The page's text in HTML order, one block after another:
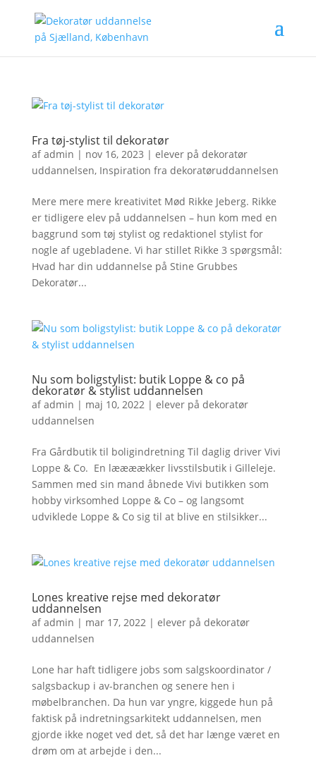
Fra tøj-stylist til dekoratør
afadmin | nov 16, 2023 | elever på dekoratør
uddannelsen, Inspiration fra dekoratøruddannelsen
Mere mere mere kreativitet Mød Rikke Jeberg. Rikke
er tidligere elev på uddannelsen – hun kom med en
baggrund som tøj stylist og redaktionel stylist for
nogle af ugebladene. Vi har stillet Rikke 3 spørgsmål:
Hvad har din uddannelse på Stine Grubbes
Dekoratør...
Nu som boligstylist: butik Loppe & co på
dekoratør & stylist uddannelsen
afadmin | maj 10, 2022| elever på dekoratør
uddannelsen
Fra Gårdbutik til boligindretning Til daglig driver Vivi
Loppe & Co. En læææækker livsstilsbutik i Gilleleje.
Sammen med sin mand åbnede Vivi butikken som
hobby virksomhed Loppe & Co – og langsomt
udviklede Loppe & Co sig til at blive en stilsikker...
Lones kreative rejse med dekoratør
uddannelsen
afadmin | mar 17, 2022| elever på dekoratør
uddannelsen
Lone har haft tidligere jobs som salgskoordinator /
salgsbackup i av-branchen og senere hen i
møbelbranchen. Da hun var yngre, kiggede hun på
faktisk på indretningsarkitekt uddannelsen, men
gjorde ikke noget ved det, så det har længe været en
drøm om at arbejde i den...